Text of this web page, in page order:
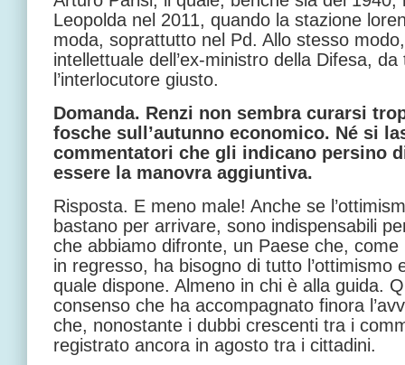
Leopolda nel 2011, quando la stazione
moda, soprattutto nel Pd. Allo stesso modo,
intellettuale dell’ex-ministro della Difesa,
l’interlocutore giusto.
Domanda. Renzi non sembra curarsi
fosche sull’autunno economico. Né si
commentatori che gli indicano persino
essere la manovra aggiuntiva.
Risposta. E meno male! Anche se
bastano per arrivare, sono indispensabili
che abbiamo difronte, un Paese che,
in regresso, ha bisogno di tutto l’ottimismo
quale dispone. Almeno in chi è alla guida.
consenso che ha accompagnato finora
che, nonostante i dubbi crescenti tra i
registrato ancora in agosto tra i cittadini.